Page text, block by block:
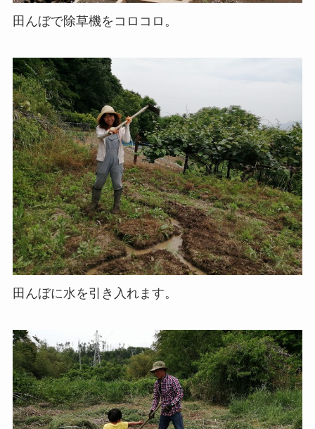
田んぼで除草機をコロコロ。
田んぼに水を引き入れます。